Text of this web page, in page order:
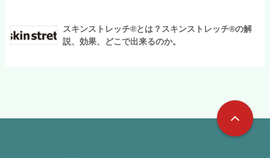
スキンストレッチ®︎とは？スキンストレッチ®︎の解
説、効果、どこで出来るのか。